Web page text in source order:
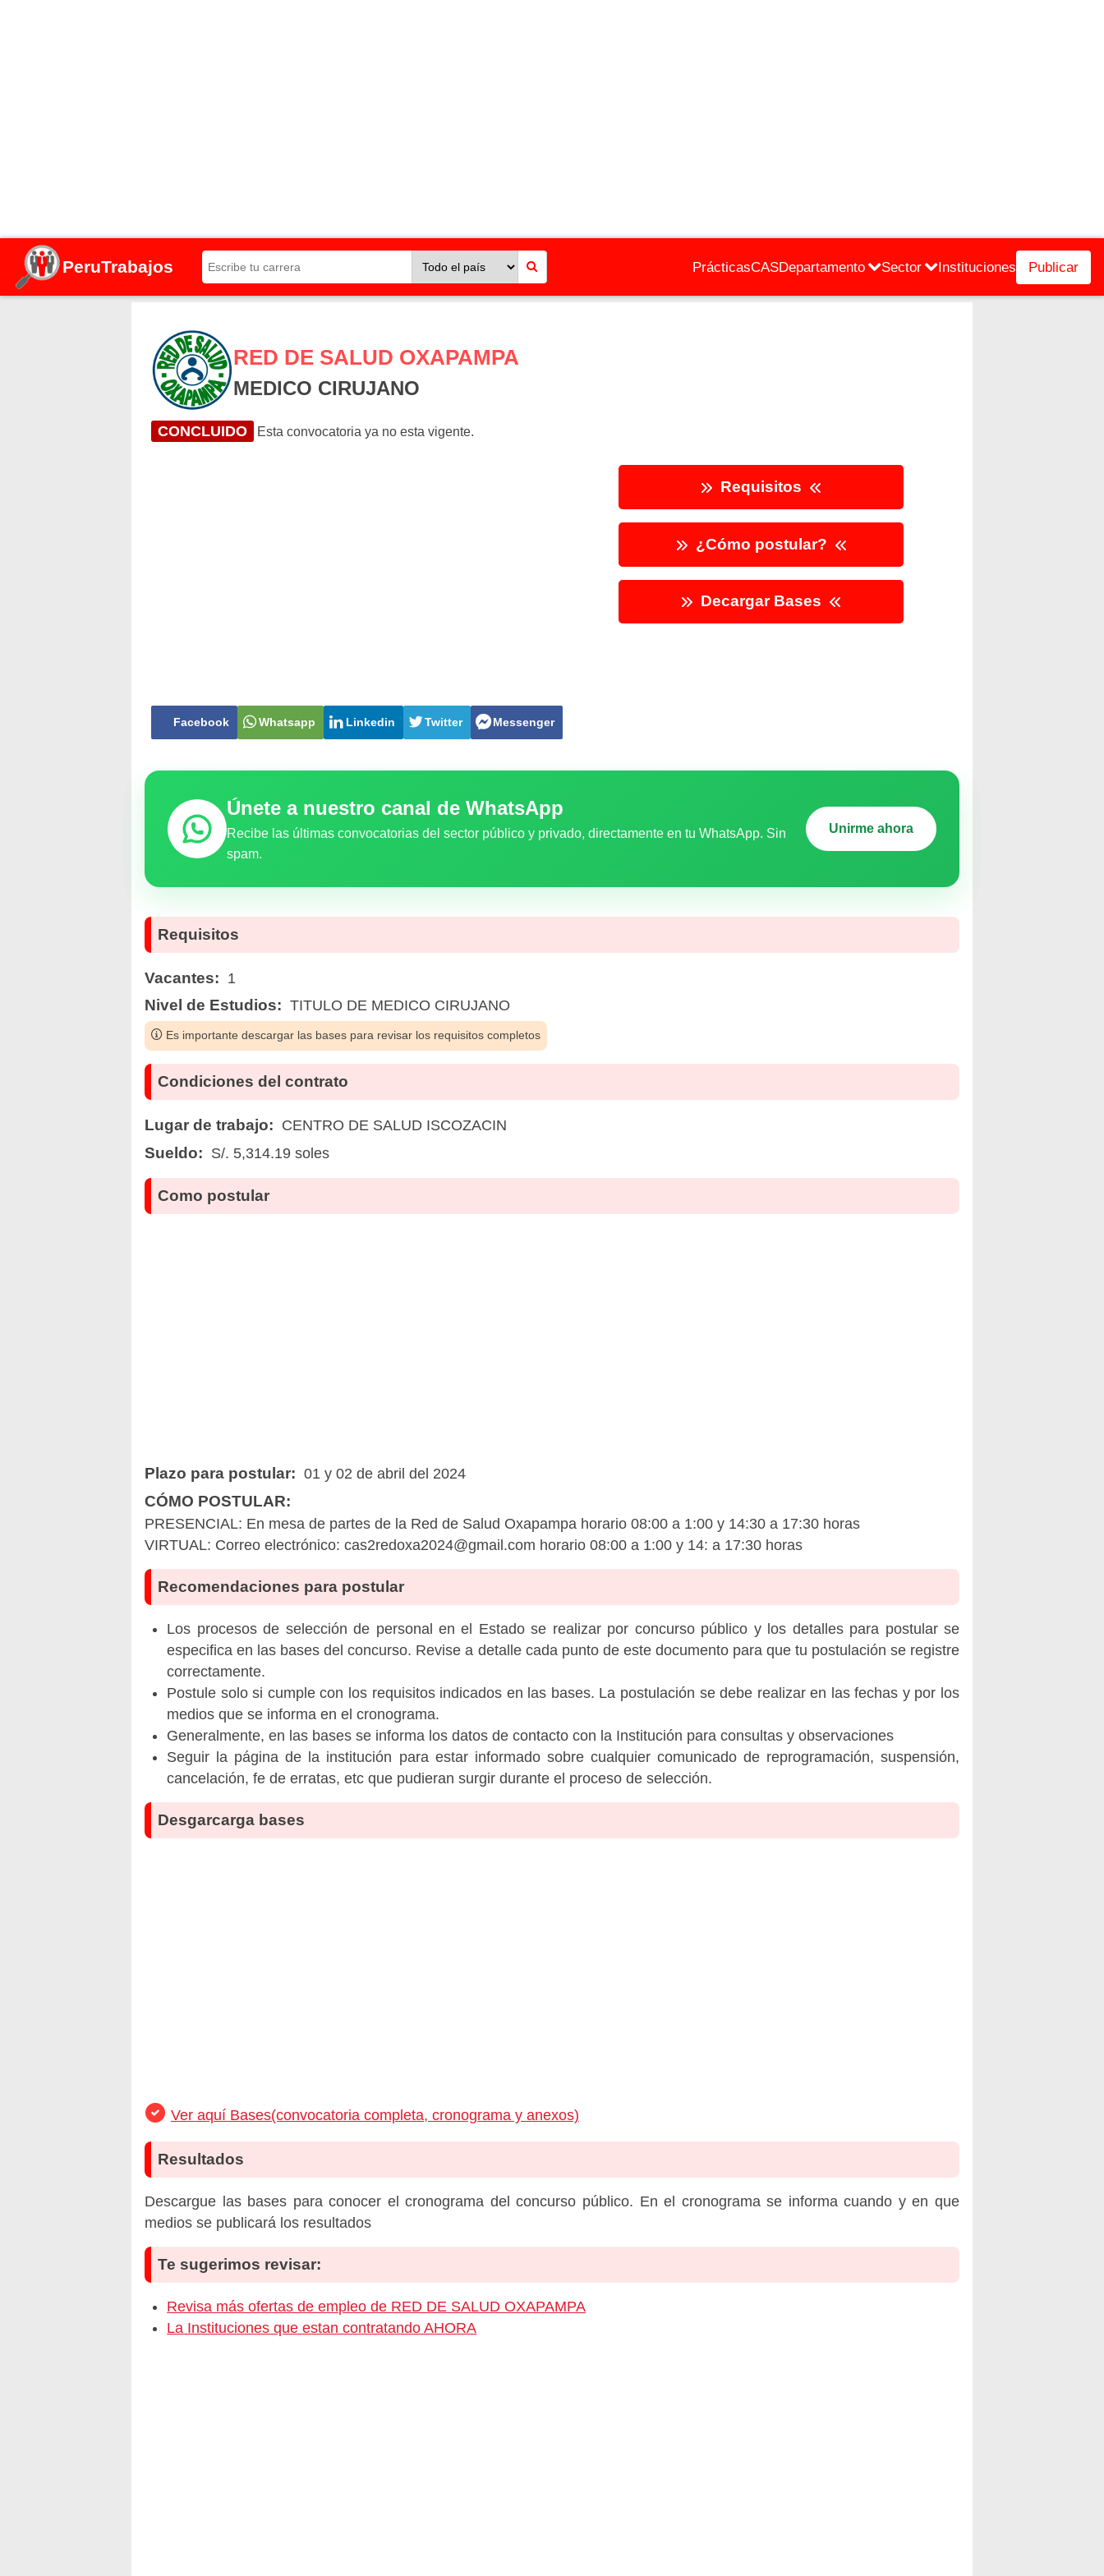
PeruTrabajos PrácticasCASDepartamento Sector Instituciones Publicar
RED DE SALUD OXAPAMPA
MEDICO CIRUJANO
CONCLUIDO Esta convocatoria ya no esta vigente.
Facebook Whatsapp Linkedin Twitter Messenger
Requisitos
¿Cómo postular?
Decargar Bases
Únete a nuestro canal de WhatsApp
Recibe las últimas convocatorias del sector público y privado, directamente en tu WhatsApp. Sin
spam.
Unirme ahora
Requisitos
Vacantes: 1
Nivel de Estudios: TITULO DE MEDICO CIRUJANO
Es importante descargar las bases para revisar los requisitos completos
Condiciones del contrato
Lugar de trabajo: CENTRO DE SALUD ISCOZACIN
Sueldo: S/. 5,314.19 soles
Como postular
Plazo para postular: 01 y 02 de abril del 2024
CÓMO POSTULAR:
PRESENCIAL: En mesa de partes de la Red de Salud Oxapampa horario 08:00 a 1:00 y 14:30 a 17:30 horas
VIRTUAL: Correo electrónico: cas2redoxa2024@gmail.com horario 08:00 a 1:00 y 14: a 17:30 horas
Recomendaciones para postular
Los procesos de selección de personal en el Estado se realizar por concurso público y los detalles para postular se
especifica en las bases del concurso. Revise a detalle cada punto de este documento para que tu postulación se registre
correctamente.
Postule solo si cumple con los requisitos indicados en las bases. La postulación se debe realizar en las fechas y por los
medios que se informa en el cronograma.
Generalmente, en las bases se informa los datos de contacto con la Institución para consultas y observaciones
Seguir la página de la institución para estar informado sobre cualquier comunicado de reprogramación, suspensión,
cancelación, fe de erratas, etc que pudieran surgir durante el proceso de selección.
Desgarcarga bases
Ver aquí Bases(convocatoria completa, cronograma y anexos)
Resultados
Descargue las bases para conocer el cronograma del concurso público. En el cronograma se informa cuando y en que
medios se publicará los resultados
Te sugerimos revisar:
Revisa más ofertas de empleo de RED DE SALUD OXAPAMPA
La Instituciones que estan contratando AHORA